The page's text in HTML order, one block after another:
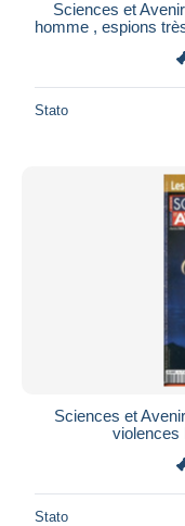
Sciences et
homme , espions
Stato
Sciences et
violences
Stato